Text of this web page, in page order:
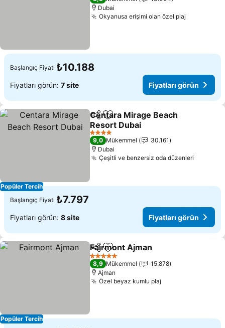
Dubai
Okyanusa erişimi olan özel plaj
Başlangıç Fiyatı ₺10.188
Fiyatları görün: 7 site Fiyatları görün
Popüler Tercih
PaylaşFavorilerime ekle
Centara Mirage Beach
Resort Dubai
4 Yıldız
9,0 Mükemmel
30.161
Dubai
Çeşitli ve benzersiz oda düzenleri
Başlangıç Fiyatı ₺7.797
Fiyatları görün: 8 site Fiyatları görün
Popüler Tercih
PaylaşFavorilerime ekle
Fairmont Ajman
5 Yıldız
8,9 Mükemmel
15.878
Ajman
Özel beyaz kumlu plaj